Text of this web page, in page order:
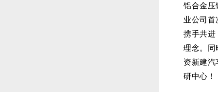
铝合金压
业公司
携手共进
理念。 同
资新建
研中心！